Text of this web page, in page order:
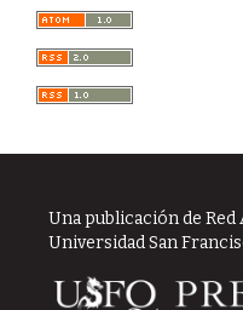
Una publicación de Red
Universidad San